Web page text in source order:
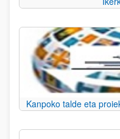
Kanpoko talde eta